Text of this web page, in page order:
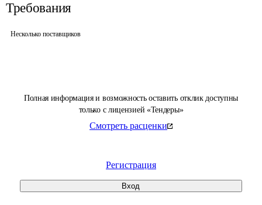
Полная информация и возможность оставить отклик доступны
только с лицензией «Тендеры»
Смотреть расценки
Регистрация
Вход
Требования
Несколько поставщиков